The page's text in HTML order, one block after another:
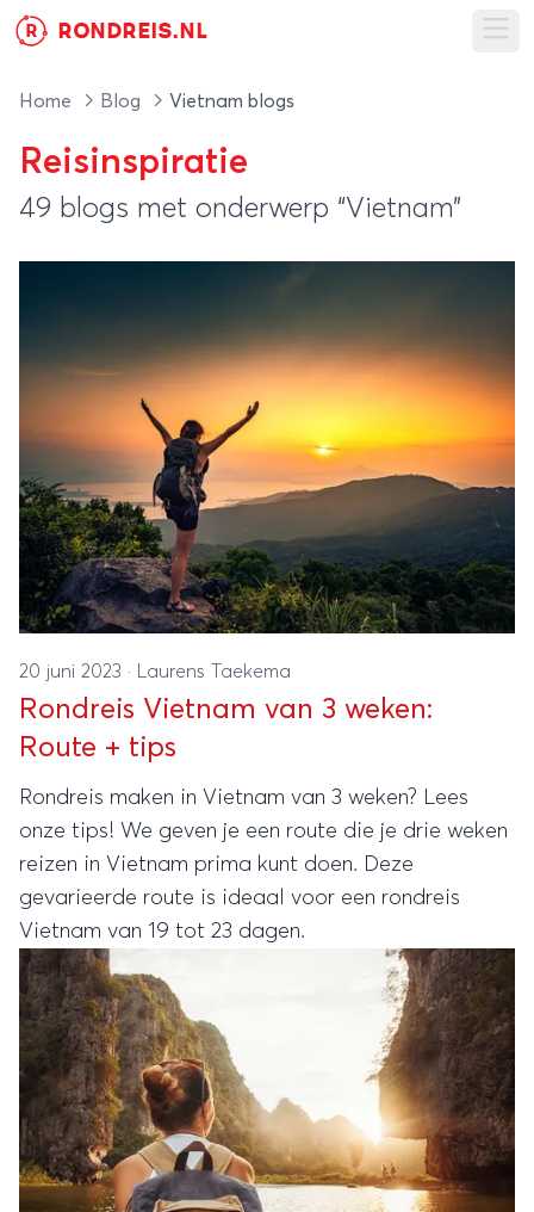
R RONDREIS.NL
Home Blog Vietnam blogs
Reisinspiratie
49 blogs met onderwerp “Vietnam”
20 juni 2023 · Laurens Taekema
Rondreis Vietnam van 3 weken:
Route + tips
Rondreis maken in Vietnam van 3 weken? Lees
onze tips! We geven je een route die je drie weken
reizen in Vietnam prima kunt doen. Deze
gevarieerde route is ideaal voor een rondreis
Vietnam van 19 tot 23 dagen.